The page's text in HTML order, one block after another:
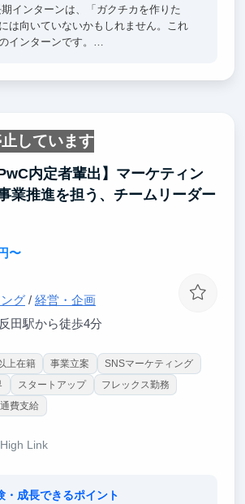
インターンは、「ガクチカを作りた
は向いていないかもしれません。これ
インターンです。
の「普通」です。
て、仮説を持ち、顧客にぶつけて、結
のサイクルを実務の中で繰り返すこと
っても通用する地力が身につきます。
しています
内定者輩出】マーケティン
業推進を担う、チームリーダー
〜
グ/ 経営・企画
田駅から徒歩4分
上在籍 事業立案
SNSマーケティング
スタートアップ
フレックス勤務
費支給
Link
・成長できるポイント